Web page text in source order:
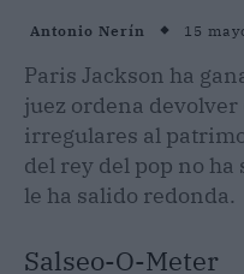
Antonio Nerín 15
Paris Jackson ha
juez ordena
irregulares al
del rey del pop no ha
le ha salido redonda.
Salseo-O-Meter